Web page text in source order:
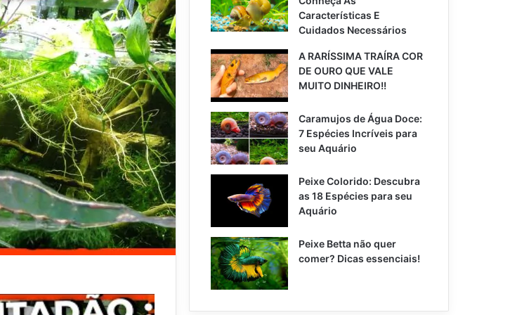
Características E
Cuidados Necessários
A RARÍSSIMA TRAÍRA COR
DE OURO QUE VALE
MUITO DINHEIRO!!
Caramujos de Água Doce:
7 Espécies Incríveis para
seu Aquário
Peixe Colorido: Descubra
as 18 Espécies para seu
Aquário
Peixe Betta não quer
comer? Dicas essenciais!